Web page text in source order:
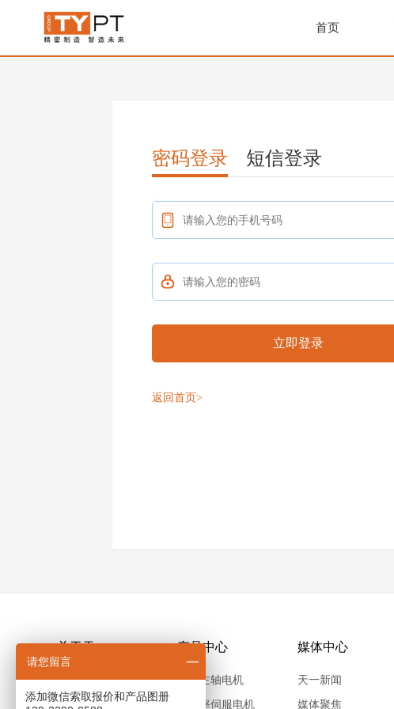
首页
密码登录 短信登录
立即登录
返回首页>
关于天一
公司介绍
产业布局
产品中心
高速主轴电机
大功率伺服电机
媒体中心
天一新闻
媒体聚焦
请您留言
添加微信索取报价和产品图册